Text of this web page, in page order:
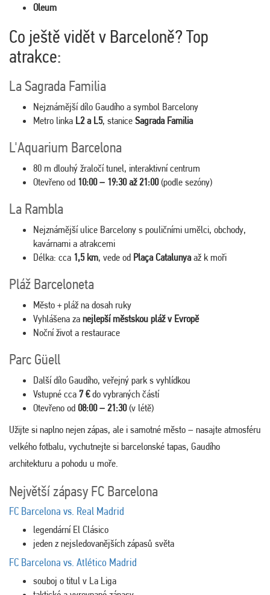
Oleum
Co ještě vidět v Barceloně? Top
atrakce:
La Sagrada Familia
Nejznámější dílo Gaudího a symbol Barcelony
Metro linka L2 a L5, stanice Sagrada Familia
L'Aquarium Barcelona
80 m dlouhý žraločí tunel, interaktivní centrum
Otevřeno od 10:00 – 19:30 až 21:00(podle sezóny)
La Rambla
Nejznámější ulice Barcelony s pouličními umělci, obchody,
kavárnami a atrakcemi
Délka: cca 1,5 km, vede od Plaça Catalunyaaž k moři
Pláž Barceloneta
Město + pláž na dosah ruky
Vyhlášena za nejlepší městskou pláž v Evropě
Noční život a restaurace
Parc Güell
Další dílo Gaudího, veřejný park s vyhlídkou
Vstupné cca 7 €do vybraných částí
Otevřeno od 08:00 – 21:30(v létě)
Užijte si naplno nejen zápas, ale i samotné město – nasajte atmosféru
velkého fotbalu, vychutnejte si barcelonské tapas, Gaudího
architekturu a pohodu u moře.
Největší zápasy FC Barcelona
FC Barcelona vs. Real Madrid
legendární El Clásico
jeden z nejsledovanějších zápasů světa
FC Barcelona vs. Atlético Madrid
souboj o titul v La Liga